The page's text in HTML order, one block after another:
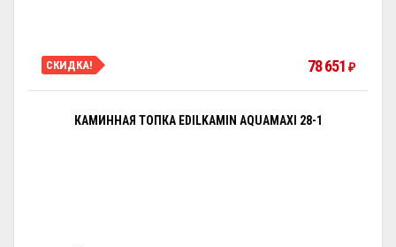
СКИДКА! 78 651 ₽
КАМИННАЯ ТОПКА EDILKAMIN AQUAMAXI 28-1